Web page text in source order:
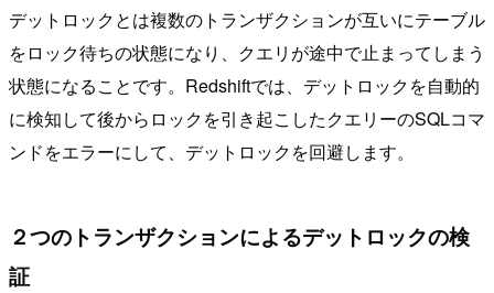
デットロックとは複数のトランザクションが互いにテーブル
をロック待ちの状態になり、クエリが途中で止まってしまう
状態になることです。Redshiftでは、デットロックを自動的
に検知して後からロックを引き起こしたクエリーのSQLコマ
ンドをエラーにして、デットロックを回避します。
２つのトランザクションによるデットロックの検
証